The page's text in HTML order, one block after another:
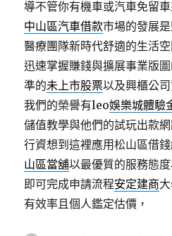
導不管你有機車或汽車免留
中山區汽車借款市場的發展
醫療團隊新時代舒適的生活
迅速掌握賺錢與擴展事業版
準的未上市股票以及興櫃公
我們的榮譽有leo娛樂城體驗
儲值教學與他們的試玩出款
行資想到這裡應用松山區借
山區當舖以最優質的服務態
即可完成申請流程安定建商
有效率且個人鑑定估價，